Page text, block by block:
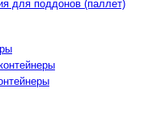
для поддонов (паллет)